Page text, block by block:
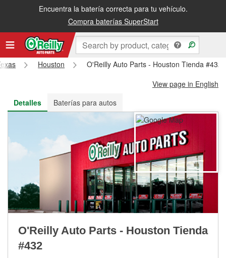
Encuentra la batería correcta para tu vehículo.
Compra baterías SuperStart
Recibe tu orden gratis al día siguiente o recógela en la tienda
Houston
O'Reilly Auto Parts - Houston Tienda #432
View page in English
Detalles
Baterías para autos
O'Reilly Auto Parts - Houston Tienda
#432